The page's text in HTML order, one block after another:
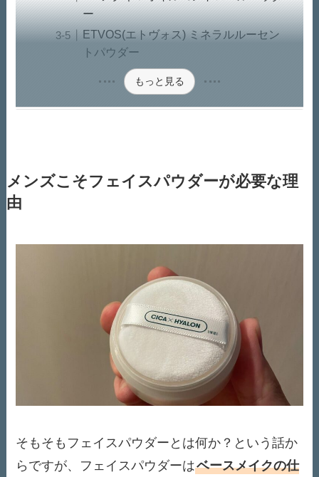
ー
ETVOS(エトヴォス) ミネラルルーセン
トパウダー
もっと見る
メンズこそフェイスパウダーが必要な理
由
そもそもフェイスパウダーとは何か？という話か
らですが、フェイスパウダーはベースメイクの仕